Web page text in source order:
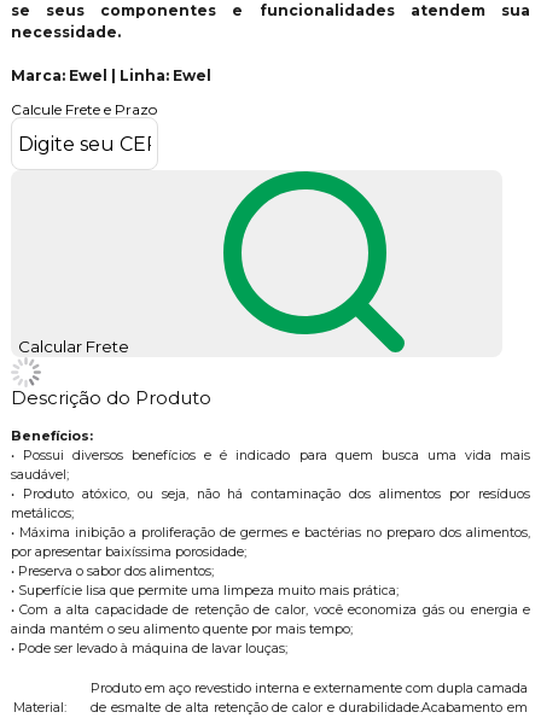
se seus componentes e funcionalidades atendem sua
necessidade.
Marca: Ewel | Linha: Ewel
Calcule Frete e Prazo
Calcular Frete
Descrição do Produto
Benefícios:
• Possui diversos benefícios e é indicado para quem busca uma vida mais
saudável;
• Produto atóxico, ou seja, não há contaminação dos alimentos por resíduos
metálicos;
• Máxima inibição a proliferação de germes e bactérias no preparo dos alimentos,
por apresentar baixíssima porosidade;
• Preserva o sabor dos alimentos;
• Superfície lisa que permite uma limpeza muito mais prática;
• Com a alta capacidade de retenção de calor, você economiza gás ou energia e
ainda mantém o seu alimento quente por mais tempo;
• Pode ser levado à máquina de lavar louças;
Material:
Produto em aço revestido interna e externamente com dupla camada
de esmalte de alta retenção de calor e durabilidade.Acabamento em